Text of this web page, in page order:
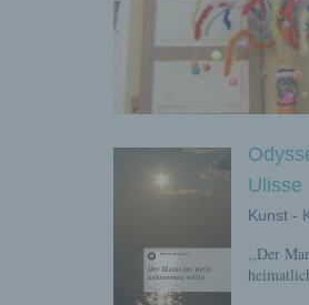
Ulisse
Kunst -
,,Der